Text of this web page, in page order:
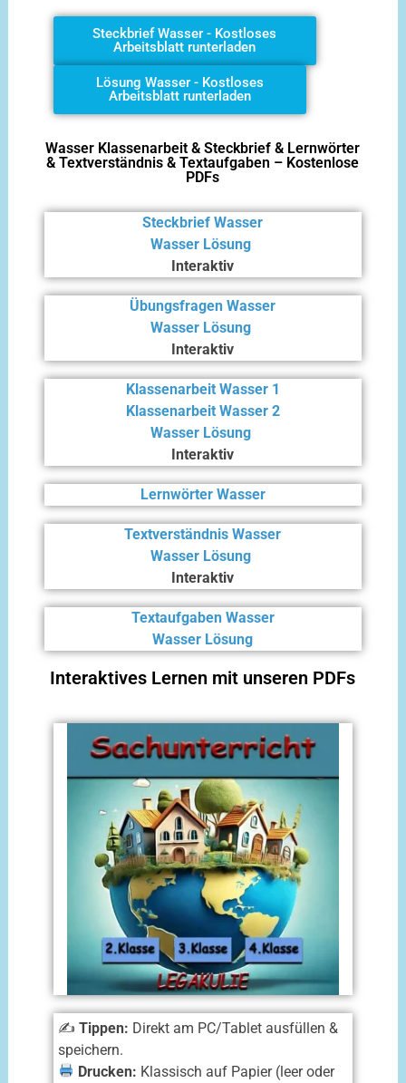
Steckbrief Wasser - Kostloses
Arbeitsblatt runterladen
Lösung Wasser - Kostloses
Arbeitsblatt runterladen
Wasser Klassenarbeit & Steckbrief & Lernwörter
& Textverständnis & Textaufgaben – Kostenlose
PDFs
Steckbrief Wasser
Wasser Lösung
Interaktiv
Übungsfragen Wasser
Wasser Lösung
Interaktiv
Klassenarbeit Wasser 1
Klassenarbeit Wasser 2
Wasser Lösung
Interaktiv
Lernwörter Wasser
Textverständnis Wasser
Wasser Lösung
Interaktiv
Textaufgaben Wasser
Wasser Lösung
Interaktives Lernen mit unseren PDFs
✍️ Tippen: Direkt am PC/Tablet ausfüllen &
speichern.
Drucken: Klassisch auf Papier (leer oder